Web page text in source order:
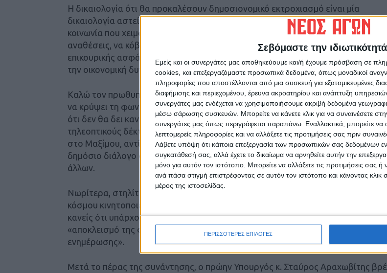
Σεβόμαστε την
Εμείς και οι συνεργάτες μας αποθηκεύουμε και/ή έχουμε πρόσβαση σε
cookies, και επεξεργαζόμαστε προσωπικά δεδομένα, όπως μοναδικοί
πληροφορίες που αποστέλλονται από μια συσκευή για εξατομικευμένες
διαφήμισης και περιεχομένου, έρευνα ακροατηρίου και ανάπτυξη
συνεργάτες μας ενδέχεται να χρησιμοποιήσουμε ακριβή δεδομένα
μέσω σάρωσης συσκευών. Μπορείτε να κάνετε κλικ για να συναινέσετε
συνεργάτες μας όπως περιγράφεται παραπάνω. Εναλλακτικά, μπορείτε
λεπτομερείς πληροφορίες και να αλλάξετε τις προτιμήσεις σας πριν
Λάβετε υπόψη ότι κάποια επεξεργασία των προσωπικών σας δεδομένων
συγκατάθεσή σας, αλλά έχετε το δικαίωμα να αρνηθείτε αυτήν την
μόνο για αυτόν τον ιστότοπο. Μπορείτε να αλλάξετε τις προτιμήσεις σας
ανά πάσα στιγμή επιστρέφοντας σε αυτόν τον ιστότοπο και κάνοντας
μέρος της ιστοσελίδας.
ΠΕΡΙΣΣΟΤΕΡΕΣ ΕΠΙΛΟΓΕΣ
Η δικαιολογία ότι θα προκαλέσουν δημοσιονομικό εκτροχιασμό είναι μία
δικαιολογία αστεία. Διότι αποτελεί επιλογή της κυβέρνησης να μην στηρίξει την
κοινωνία που χειμάζεται. Δεν μπορεί να κάνεις 5 δισ., ίσως και παραπάνω,
αναθέσεις, να κόβεις τη 13η σύνταξη και να δίνει 1,5 δις. για την
επικουρικής ασφάλισης, 7 δισ. εξοπλισμούς και την ίδια στιγμή να λες ότι δεν
την οικονομική δυνατότητα να στηρίξεις την κοινωνία που χειμάζεται.
Καλώ τον πρωθυπουργό να σταματήσει την καθεστωτική πολιτική, που
να κρύψει τη φωνή των ανθρώπων που αγωνίζονται και διεκδικούν. Δεν είναι
ότι δεν θα δει κανείς το τελευταίο διάστημα τις αγροτικές κινητοποιήσεις
τηλεοπτικούς δέκτες. Και τον καλώ να συζητήσει μαζί τους, όπως έκανα εγώ το
στο Μαξίμου, αντί να στέλνει τα ΜΑΤ και να δίνει εντολή να κόβονται από το
δημόσιο διάλογο οι φωνές διαμαρτυρίας και οι διεκδικήσεις τους» ανέφερε
άλλων.
Νωρίτερα, στηλίτευσε το γεγονός ότι «ένα πολύ σημαντικό μέρος του αγροτικού
κόσμου κινητοποιείται για μία πολύ δύσκολη πραγματικότητα, αλλά δεν το έχει
κανείς ότι υπάρχουν αυτές οι κινητοποιήσεις», χαρακτηρίζοντας «πρωτοφανή»
«αποκλεισμό της φωνής του αγροτικού κόσμου από τη σφαίρα των κεντρικών
ενημέρωσης».
Μετά το πέρας της συνάντησης, ο πρώην Υπουργός κ. Σταύρος Αραχωβίτης